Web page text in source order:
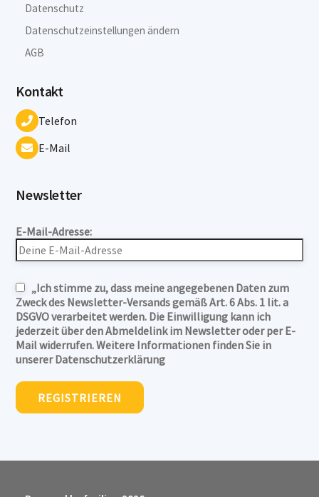
Datenschutz
Datenschutzeinstellungen ändern
AGB
Kontakt
Telefon
E-Mail
Newsletter
E-Mail-Adresse:
„Ich stimme zu, dass meine angegebenen Daten zum
Zweck des Newsletter-Versands gemäß Art. 6 Abs. 1 lit. a
DSGVO verarbeitet werden. Die Einwilligung kann ich
jederzeit über den Abmeldelink im Newsletter oder per E-
Mail widerrufen. Weitere Informationen finden Sie in
unserer Datenschutzerklärung